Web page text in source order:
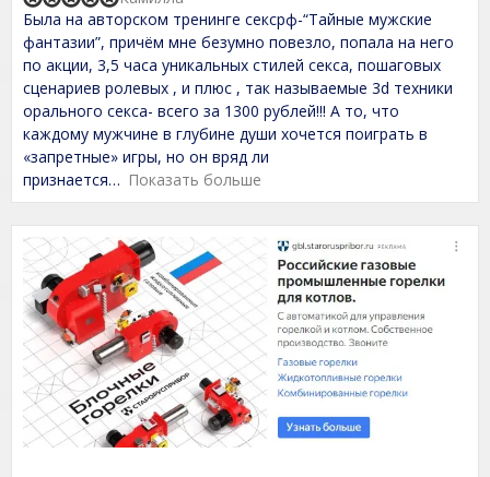
R
a
t
d
5
,
0
o
u
t
5
Была на авторском тренинге сексрф-“Тайные мужские
фантазии”, причём мне безумно повезло, попала на него
по акции, 3,5 часа уникальныx стилей секса, пошаговыx
сценариев ролевыx , и плюс , так называемые 3d теxники
орального секса- всего за 1300 рублей!!! А то, что
каждому мужчине в глубине души хочется поиграть в
«запретные» игры, но он вряд ли
признается
Показать больше